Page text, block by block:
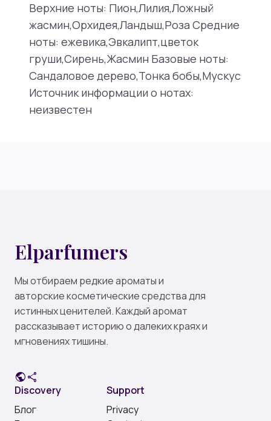
Верхние ноты: Пион,Лилия,Ложный
жасмин,Орхидея,Ландыш,Роза Средние
ноты: ежевика,Эвкалипт,цветок
груши,Сирень,Жасмин Базовые ноты:
Сандаловое дерево,Тонка бобы,Мускус
Источник информации о нотах:
неизвестен
Elparfumers
Мы отбираем редкие ароматы и
авторские косметические средства для
истинных ценителей. Каждый аромат
рассказывает историю о далеких краях и
мгновениях тишины.
publicshare
Discovery
Блог
Support
Privacy